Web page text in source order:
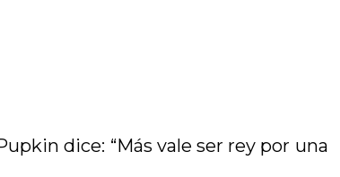
dice: “Más vale ser rey por una